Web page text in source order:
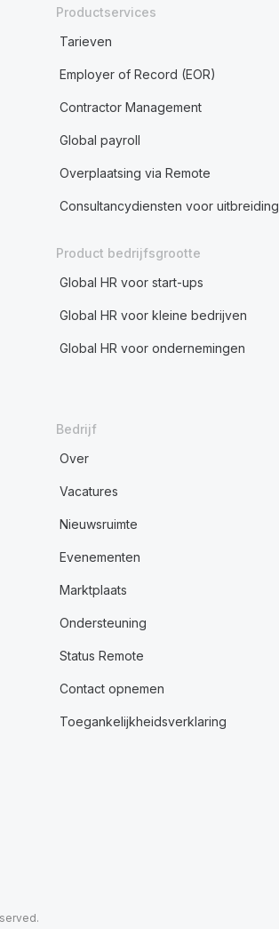
Productservices
Tarieven
Employer of Record (EOR)
Contractor Management
Global payroll
Overplaatsing via Remote
Consultancydiensten voor uitbreiding
Product bedrijfsgrootte
Global HR voor start-ups
Global HR voor kleine bedrijven
Global HR voor ondernemingen
Bedrijf
Over
Vacatures
Nieuwsruimte
Evenementen
Marktplaats
Ondersteuning
Status Remote
Contact opnemen
Toegankelijkheidsverklaring